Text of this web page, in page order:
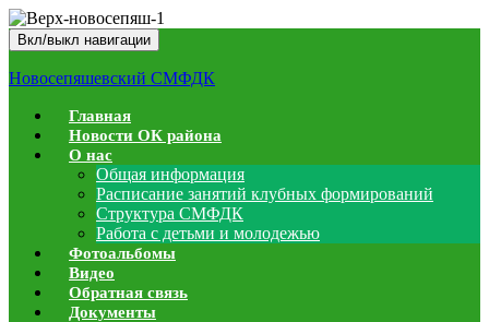
Вкл/выкл навигации
Новосепяшевский СМФДК
Главная
Новости ОК района
О нас
Общая информация
Расписание занятий клубных формирований
Структура СМФДК
Работа с детьми и молодежью
Фотоальбомы
Видео
Обратная связь
Документы